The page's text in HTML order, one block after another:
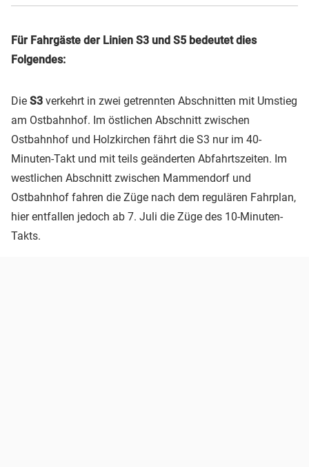
Für Fahrgäste der Linien S3 und S5 bedeutet dies
Folgendes:
Die S3 verkehrt in zwei getrennten Abschnitten mit Umstieg
am Ostbahnhof. Im östlichen Abschnitt zwischen
Ostbahnhof und Holzkirchen fährt die S3 nur im 40-
Minuten-Takt und mit teils geänderten Abfahrtszeiten. Im
westlichen Abschnitt zwischen Mammendorf und
Ostbahnhof fahren die Züge nach dem regulären Fahrplan,
hier entfallen jedoch ab 7. Juli die Züge des 10-Minuten-
Takts.